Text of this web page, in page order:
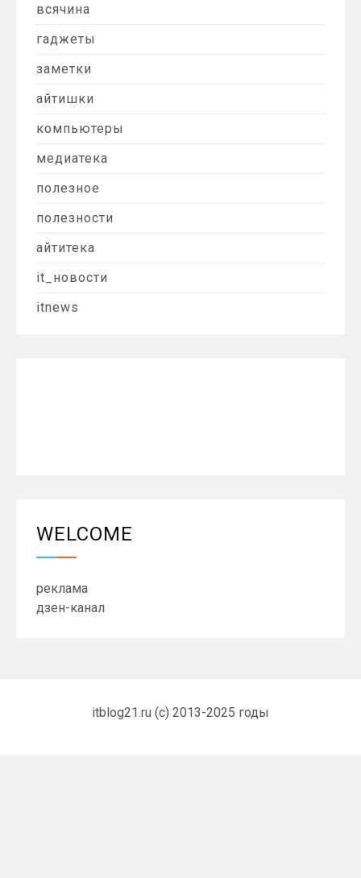
всячина
гаджеты
заметки
айтишки
компьютеры
медиатека
полезное
полезности
айтитека
it_новости
itnews
WELCOME
реклама
дзен-канал
itblog21.ru (c) 2013-2025 годы